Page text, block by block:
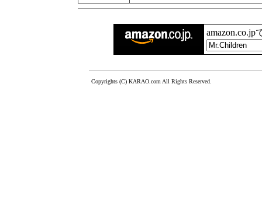
amazon.co.jp
Copyrights (C) KARAO.com All Rights Reserved.